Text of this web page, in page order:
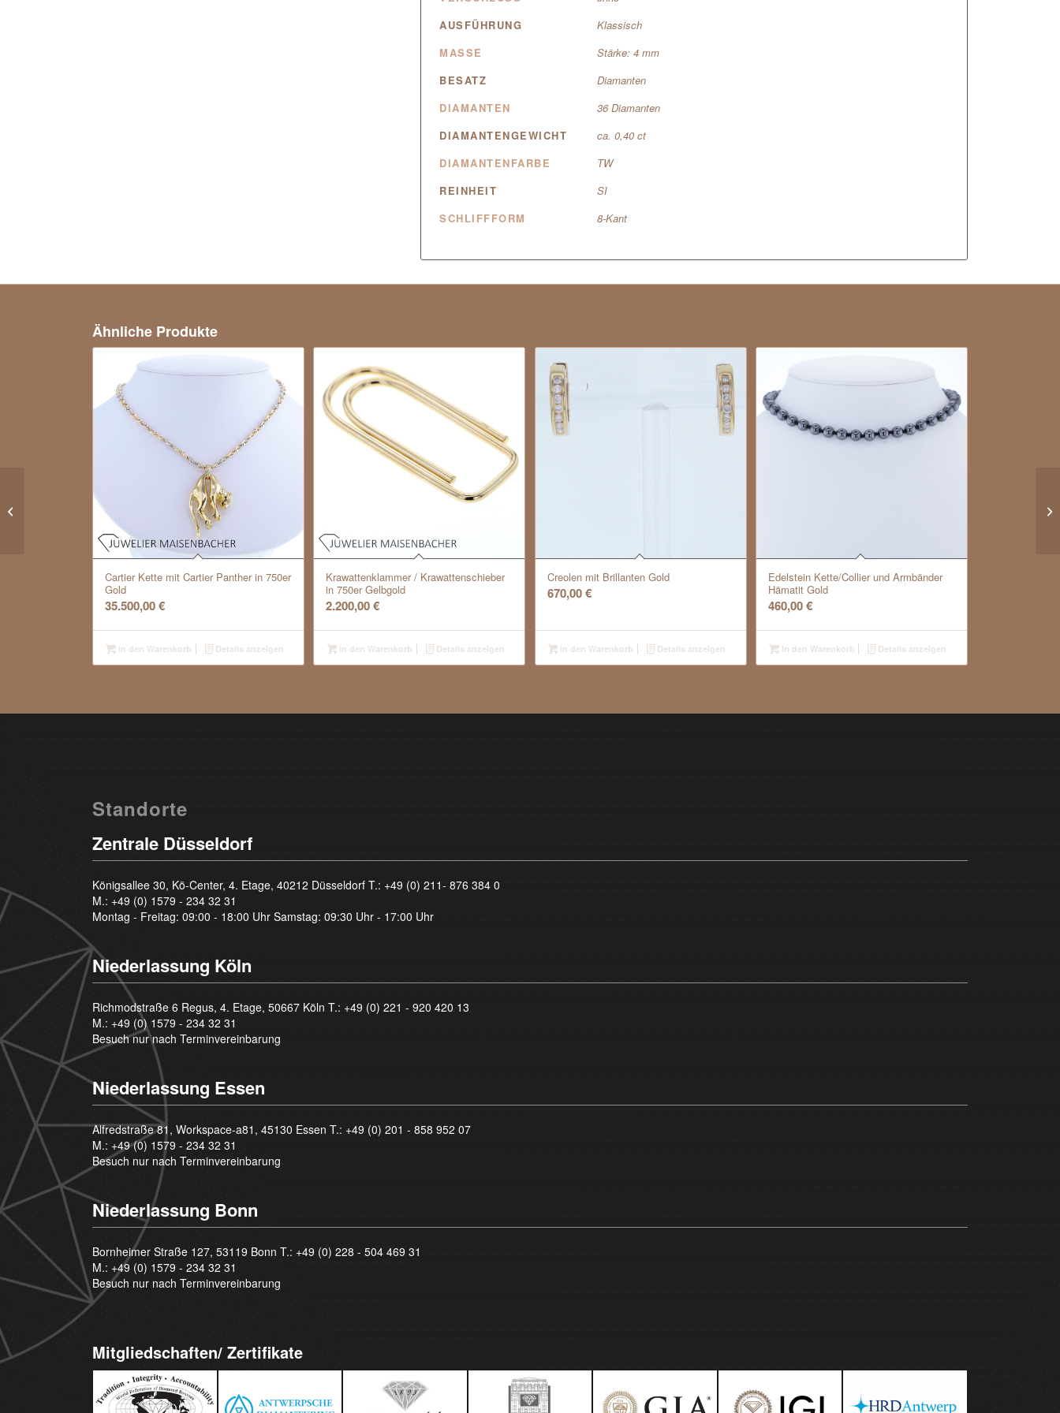
AUSFÜHRUNG
Klassisch
MASSE
Stärke: 4 mm
BESATZ
Diamanten
DIAMANTEN
36 Diamanten
DIAMANTENGEWICHT
ca. 0,40 ct
DIAMANTENFARBE
TW
REINHEIT
SI
SCHLIFFFORM
8-Kant
Ähnliche Produkte
Cartier Kette mit Cartier Panther in 750er
Gold
35.500,00€
In den Warenkorb Details anzeigen
Krawattenklammer / Krawattenschieber
in 750er Gelbgold
2.200,00€
In den Warenkorb Details anzeigen
Creolen mit Brillanten Gold
670,00€
In den Warenkorb Details anzeigen
Edelstein Kette/Collier und Armbänder
Hämatit Gold
460,00€
In den Warenkorb Details anzeigen
Standorte
Zentrale Düsseldorf
Königsallee 30, Kö-Center, 4. Etage, 40212 Düsseldorf T.: +49 (0) 211- 876 384 0
M.: +49 (0) 1579 - 234 32 31
Montag - Freitag: 09:00 - 18:00 Uhr Samstag: 09:30 Uhr - 17:00 Uhr
Niederlassung Köln
Richmodstraße 6 Regus, 4. Etage, 50667 Köln T.: +49 (0) 221 - 920 420 13
M.: +49 (0) 1579 - 234 32 31
Besuch nur nach Terminvereinbarung
Niederlassung Essen
Alfredstraße 81, Workspace-a81, 45130 Essen T.: +49 (0) 201 - 858 952 07
M.: +49 (0) 1579 - 234 32 31
Besuch nur nach Terminvereinbarung
Niederlassung Bonn
Bornheimer Straße 127, 53119 Bonn T.: +49 (0) 228 - 504 469 31
M.: +49 (0) 1579 - 234 32 31
Besuch nur nach Terminvereinbarung
Mitgliedschaften/ Zertifikate
Rosé-Armband *Rubin*